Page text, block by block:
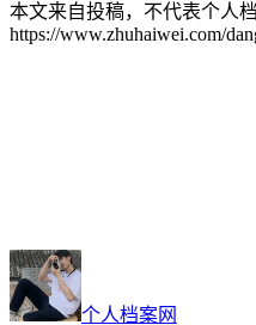
本文来自投稿，不代表个人
https://www.zhuhaiwei.com/
个人档案网